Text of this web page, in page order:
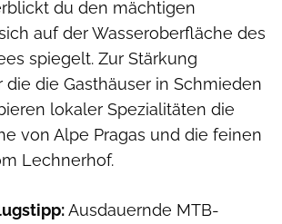
du den mächtigen
auf der Wasseroberfläche des
spiegelt. Zur Stärkung
die Gasthäuser in Schmieden
lokaler Spezialitäten die
von Alpe Pragas und die feinen
Lechnerhof.
Ausdauernde MTB-